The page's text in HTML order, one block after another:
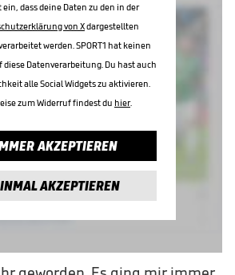
dass deine Daten zu den in der
von Xdargestellten
werden. SPORT1 hat keinen
diese Datenverarbeitung. Du hast auch
alle Social Widgets zu aktivieren.
zum Widerruf findest du hier.
AKZEPTIEREN
AKZEPTIEREN